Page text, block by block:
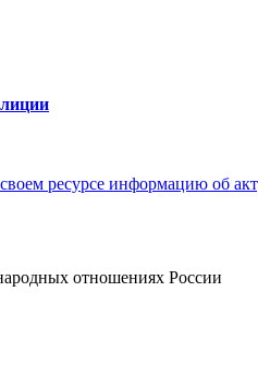
отношениях России